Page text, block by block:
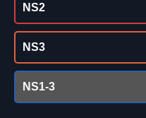
NS2
NS3
NS1-3